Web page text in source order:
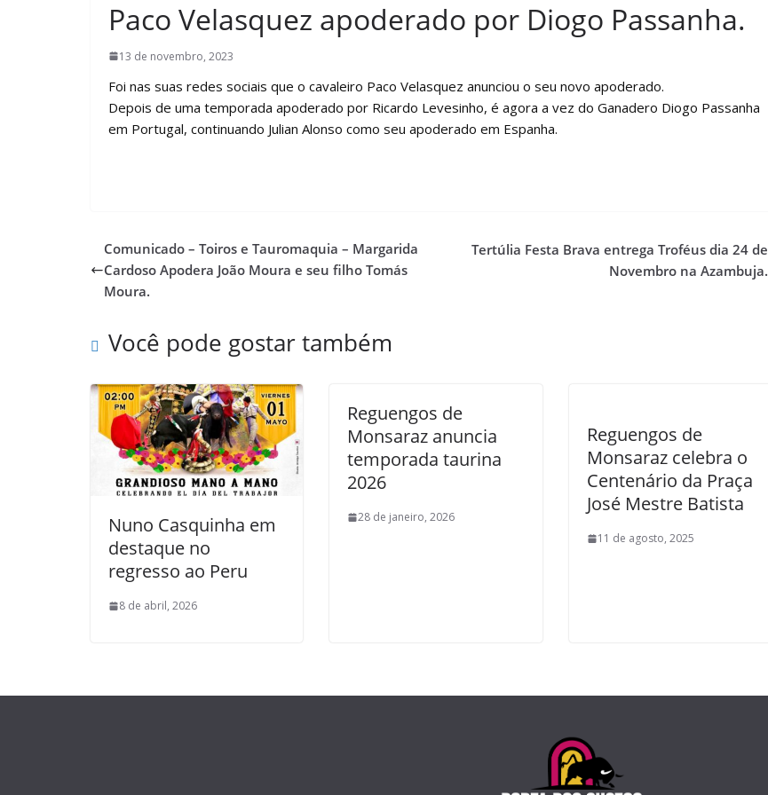
Paco Velasquez apoderado por Diogo Passanha.
13 de novembro, 2023
Foi nas suas redes sociais que o cavaleiro Paco Velasquez anunciou o seu novo apoderado.
Depois de uma temporada apoderado por Ricardo Levesinho, é agora a vez do Ganadero Diogo Passanha
em Portugal, continuando Julian Alonso como seu apoderado em Espanha.
Comunicado – Toiros e Tauromaquia – Margarida
Cardoso Apodera João Moura e seu filho Tomás
Moura.
Tertúlia Festa Brava entrega Troféus dia 24 de
Novembro na Azambuja.
Você pode gostar também
Nuno Casquinha em
destaque no
regresso ao Peru
8 de abril, 2026
Reguengos de
Monsaraz anuncia
temporada taurina
2026
28 de janeiro, 2026
Reguengos de
Monsaraz celebra o
Centenário da Praça
José Mestre Batista
11 de agosto, 2025